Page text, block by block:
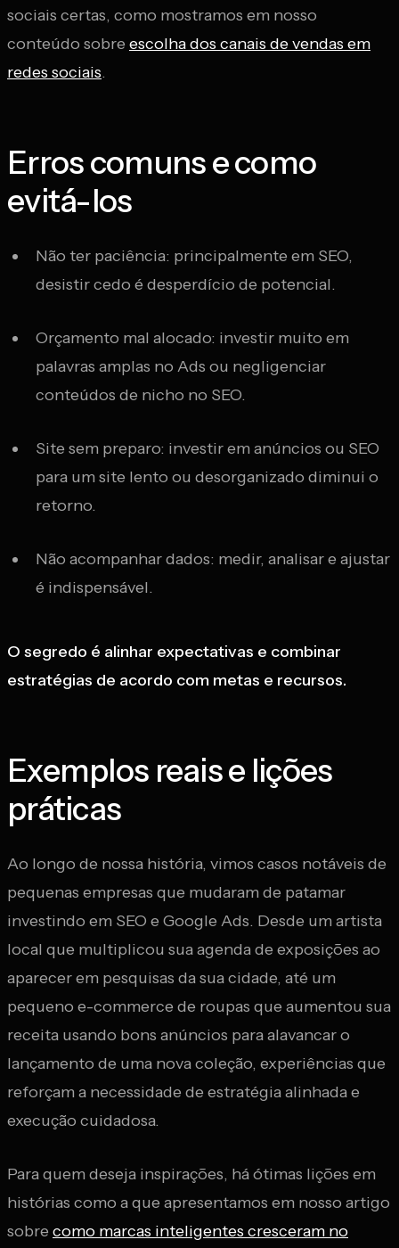
sociais certas, como mostramos em nosso
conteúdo sobre escolha dos canais de vendas em
redes sociais.
Erros comuns e como
evitá-los
Não ter paciência: principalmente em SEO,
desistir cedo é desperdício de potencial.
Orçamento mal alocado: investir muito em
palavras amplas no Ads ou negligenciar
conteúdos de nicho no SEO.
Site sem preparo: investir em anúncios ou SEO
para um site lento ou desorganizado diminui o
retorno.
Não acompanhar dados: medir, analisar e ajustar
é indispensável.
O segredo é alinhar expectativas e combinar
estratégias de acordo com metas e recursos.
Exemplos reais e lições
práticas
Ao longo de nossa história, vimos casos notáveis de
pequenas empresas que mudaram de patamar
investindo em SEO e Google Ads. Desde um artista
local que multiplicou sua agenda de exposições ao
aparecer em pesquisas da sua cidade, até um
pequeno e-commerce de roupas que aumentou sua
receita usando bons anúncios para alavancar o
lançamento de uma nova coleção, experiências que
reforçam a necessidade de estratégia alinhada e
execução cuidadosa.
Para quem deseja inspirações, há ótimas lições em
histórias como a que apresentamos em nosso artigo
sobre como marcas inteligentes cresceram no